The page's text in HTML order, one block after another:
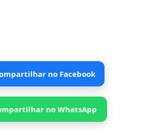
no Facebook
no WhatsApp